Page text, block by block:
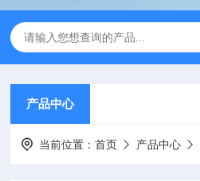
产品中心
当前位置：首页 产品中心